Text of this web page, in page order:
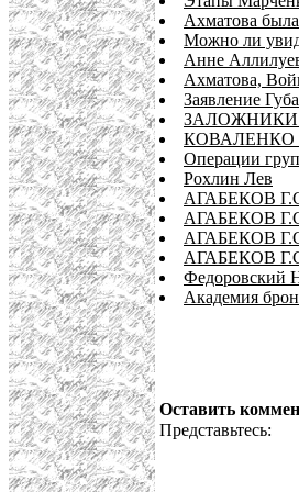
Ахматова
Можно ли
Анне
Ахматова,
Заявление
ЗАЛОЖНИКИ ИЗ
КОВАЛЕНКО
Операции
Рохлин Лев
АГАБЕКОВ
АГАБЕКОВ
АГАБЕКОВ
АГАБЕКОВ
Федоровский
Академия
Оставить
Представьтесь: